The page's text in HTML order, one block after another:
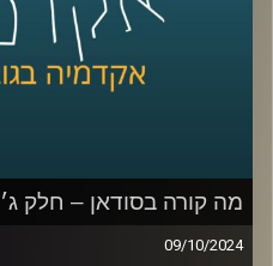
*הפרק הוקלט לפני התעצמות
להבין באמת איך הגענו למצב
מה קורה בסודאן – חלק ג׳
09/10/2024